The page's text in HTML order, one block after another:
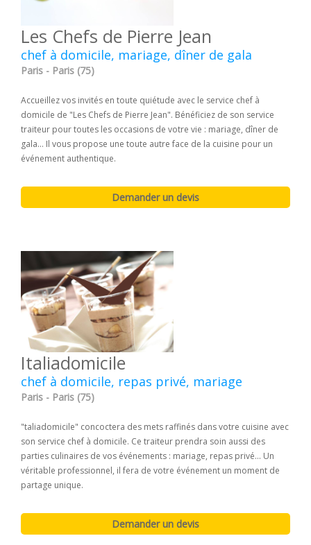
Les Chefs de Pierre Jean
chef à domicile, mariage, dîner de gala
Paris - Paris (75)
Accueillez vos invités en toute quiétude avec le service chef à
domicile de "Les Chefs de Pierre Jean". Bénéficiez de son service
traiteur pour toutes les occasions de votre vie : mariage, dîner de
gala... Il vous propose une toute autre face de la cuisine pour un
événement authentique.
Italiadomicile
chef à domicile, repas privé, mariage
Paris - Paris (75)
"taliadomicile" concoctera des mets raffinés dans votre cuisine avec
son service chef à domicile. Ce traiteur prendra soin aussi des
parties culinaires de vos événements : mariage, repas privé... Un
véritable professionnel, il fera de votre événement un moment de
partage unique.